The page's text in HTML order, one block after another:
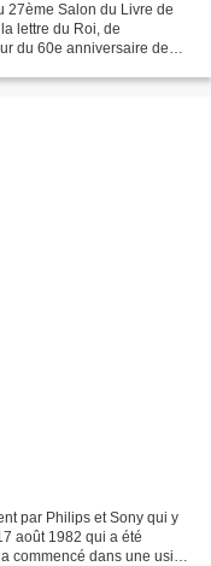
27ème Salon du Livre de
lettre du Roi, de
du 60e anniversaire de
par Philips et Sony qui y
août 1982 qui a été
commencé dans une usine